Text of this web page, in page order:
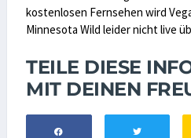
kostenlosen Fernsehen wird
Minnesota Wild leider nicht live
TEILE DIESE
MIT DEINEN